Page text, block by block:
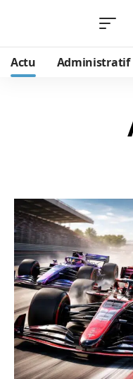
Actu Administratif